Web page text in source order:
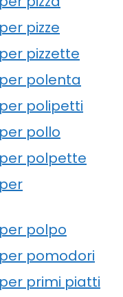
pizze
pizzette
polenta
polipetti
pollo
polpette
polpo
pomodori
primi piatti